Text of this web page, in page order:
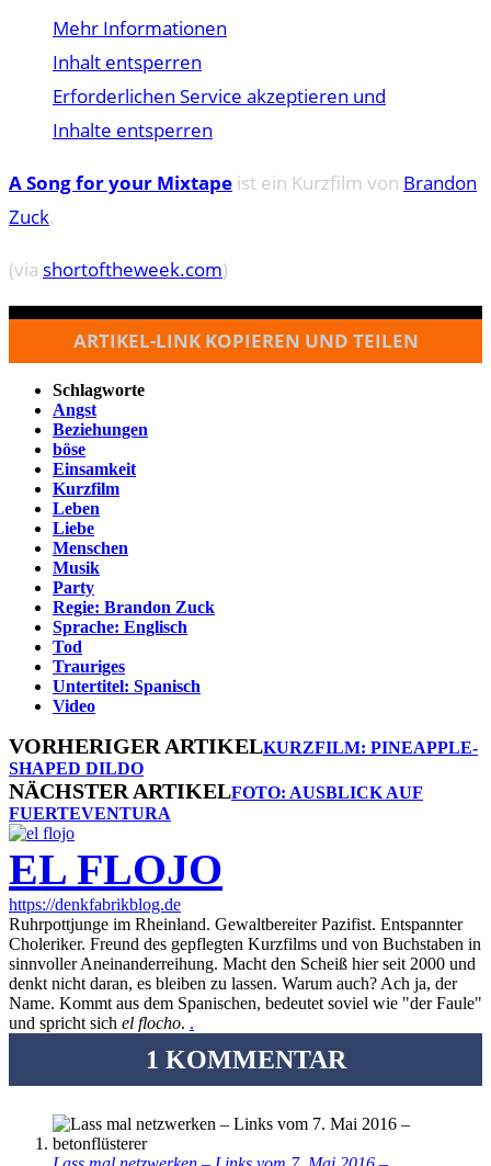
Mehr Informationen
Inhalt entsperren
Erforderlichen Service akzeptieren und
Inhalte entsperren
A Song for your Mixtape ist ein Kurzfilm von Brandon
Zuck.
(via shortoftheweek.com)
ARTIKEL-LINK KOPIEREN UND TEILEN
Schlagworte
Angst
Beziehungen
böse
Einsamkeit
Kurzfilm
Leben
Liebe
Menschen
Musik
Party
Regie: Brandon Zuck
Sprache: Englisch
Tod
Trauriges
Untertitel: Spanisch
Video
VORHERIGER ARTIKELKURZFILM: PINEAPPLE-
SHAPED DILDO
NÄCHSTER ARTIKELFOTO: AUSBLICK AUF
FUERTEVENTURA
EL FLOJO
https://denkfabrikblog.de
Ruhrpottjunge im Rheinland. Gewaltbereiter Pazifist. Entspannter
Choleriker. Freund des gepflegten Kurzfilms und von Buchstaben in
sinnvoller Aneinanderreihung. Macht den Scheiß hier seit 2000 und
denkt nicht daran, es bleiben zu lassen. Warum auch? Ach ja, der
Name. Kommt aus dem Spanischen, bedeutet soviel wie "der Faule"
und spricht sich el flocho. .
1 KOMMENTAR